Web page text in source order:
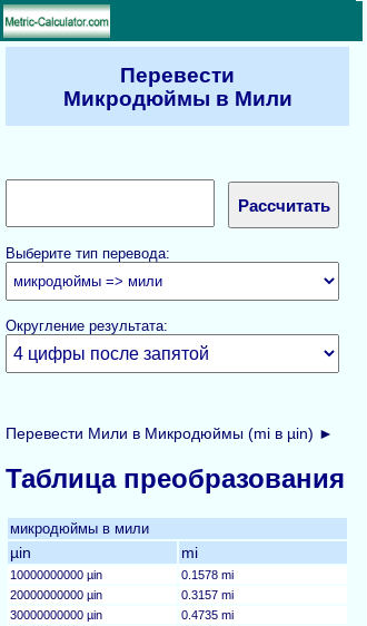
Перевести
Микродюймы в Мили
Выберите тип перевода:
Округление результата:
Перевести Мили в Микродюймы (mi в µin) ►
Таблица преобразования
микродюймы в мили
µin mi
10000000000 µin
0.1578 mi
20000000000 µin
0.3157 mi
30000000000 µin
0.4735 mi